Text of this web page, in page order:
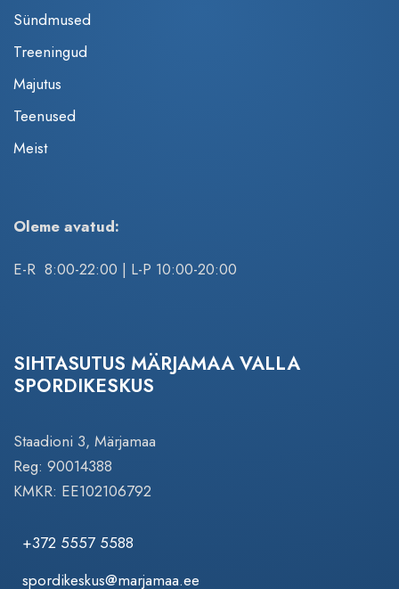
Sündmused
Treeningud
Majutus
Teenused
Meist
Oleme avatud:
E-R 8:00-22:00 | L-P 10:00-20:00
SIHTASUTUS MÄRJAMAA VALLA
SPORDIKESKUS
Staadioni 3, Märjamaa
Reg: 90014388
KMKR: EE102106792
+372 5557 5588
spordikeskus@marjamaa.ee